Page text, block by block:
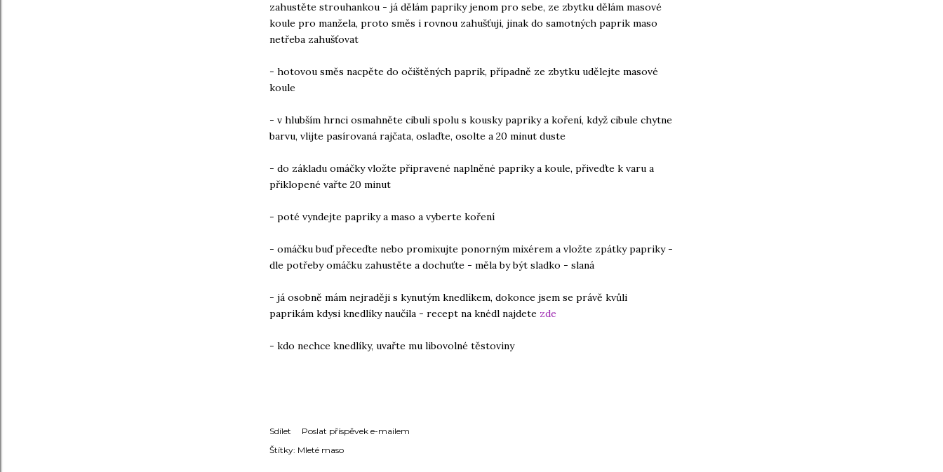
zahustěte strouhankou - já dělám papriky jenom pro sebe, ze zbytku dělám masové
koule pro manžela, proto směs i rovnou zahušťuji, jinak do samotných paprik maso
netřeba zahušťovat
- hotovou směs nacpěte do očištěných paprik, případně ze zbytku udělejte masové
koule
- v hlubším hrnci osmahněte cibuli spolu s kousky papriky a koření, když cibule chytne
barvu, vlijte pasírovaná rajčata, oslaďte, osolte a 20 minut duste
- do základu omáčky vložte připravené naplněné papriky a koule, přiveďte k varu a
přiklopené vařte 20 minut
- poté vyndejte papriky a maso a vyberte koření
- omáčku buď přeceďte nebo promixujte ponorným mixérem a vložte zpátky papriky -
dle potřeby omáčku zahustěte a dochuťte - měla by být sladko - slaná
- já osobně mám nejraději s kynutým knedlíkem, dokonce jsem se právě kvůli
paprikám kdysi knedlíky naučila - recept na knédl najdete zde
- kdo nechce knedlíky, uvařte mu libovolné těstoviny
Sdílet
Poslat příspěvek e-mailem
Štítky: Mleté maso